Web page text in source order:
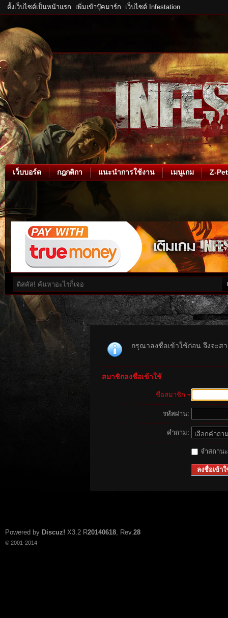
ตั้งเว็บไซต์เป็นหน้าแรก เพิ่มเข้าบุ๊คมาร์ก เว็บไซต์ Infestation
เว็บบอร์ด กฎกติกา แนะนำการใช้งาน เมนูเกม Z-Pet
กรุณาลงชื่อเข้าใช้ก่อน จึงจะส
สมาชิกลงชื่อเข้าใช้
ชื่อสมาชิก
รหัสผ่าน:
คำถาม:
จำสถาน
ลงชื่อเข้าใ
Powered by Discuz! X3.2 R20140618, Rev.28
© 2001-2014